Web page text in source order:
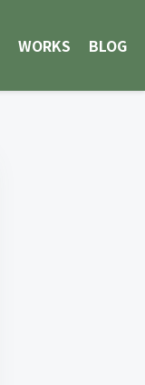
WORKS BLOG